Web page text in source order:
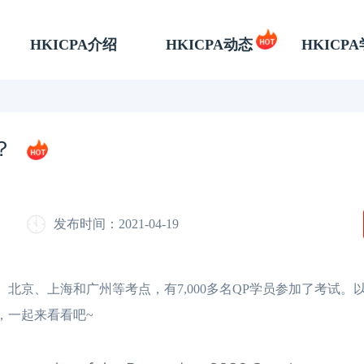
HKICPA介绍 HKICPA动态 HKICPA
发布时间：2021-04-19
、上海和广州等考点，有7,000多名QP学员参加了考试。
一起来看看吧~